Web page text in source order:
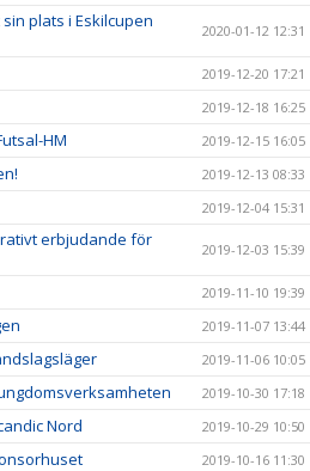
plats i Eskilcupen
2020-01-12 12:31
2019-12-20 17:21
2019-12-18 16:25
HM 2019-12-15 16:05
2019-12-13 08:33
2019-12-04 15:31
erbjudande för
2019-12-03 15:39
2019-11-10 19:39
2019-11-07 13:44
2019-11-06 10:05
2019-10-30 17:18
Nord 2019-10-29 10:50
2019-10-16 11:30